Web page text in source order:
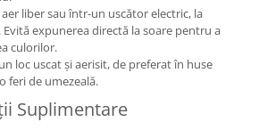
liber sau într-un uscător electric, la
expunerea directă la soare pentru a
culorilor.
loc uscat și aerisit, de preferat în huse
feri de umezeală.
Suplimentare